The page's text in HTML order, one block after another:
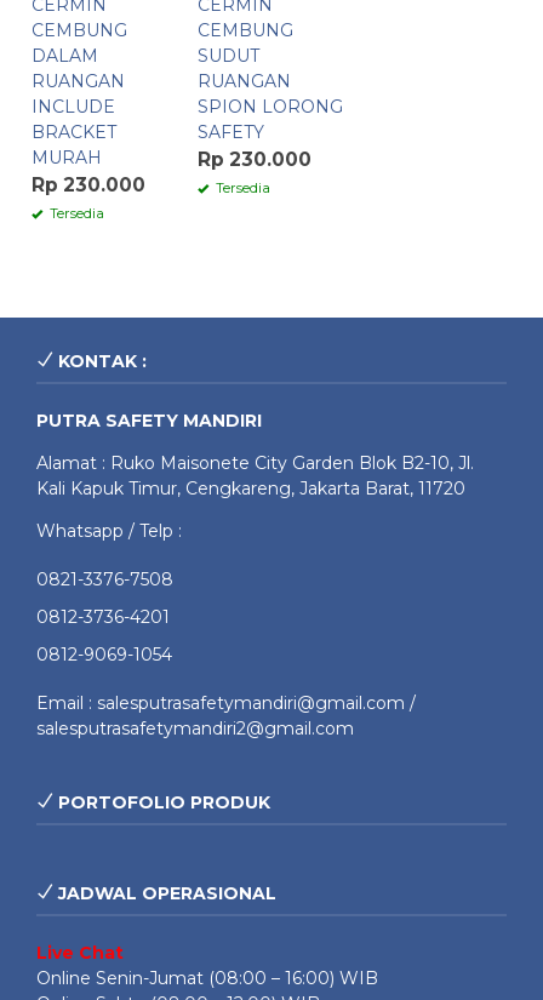
CERMIN
CEMBUNG
DALAM
RUANGAN
INCLUDE
BRACKET
MURAH
Rp 230.000
Tersedia
CERMIN
CEMBUNG
SUDUT
RUANGAN
SPION LORONG
SAFETY
Rp 230.000
Tersedia
KONTAK :
PUTRA SAFETY MANDIRI
Alamat : Ruko Maisonete City Garden Blok B2-10, Jl.
Kali Kapuk Timur, Cengkareng, Jakarta Barat, 11720
Whatsapp / Telp :
0821-3376-7508
0812-3736-4201
0812-9069-1054
Email : salesputrasafetymandiri@gmail.com /
salesputrasafetymandiri2@gmail.com
PORTOFOLIO PRODUK
JADWAL OPERASIONAL
Live Chat
Online Senin-Jumat (08:00 – 16:00) WIB